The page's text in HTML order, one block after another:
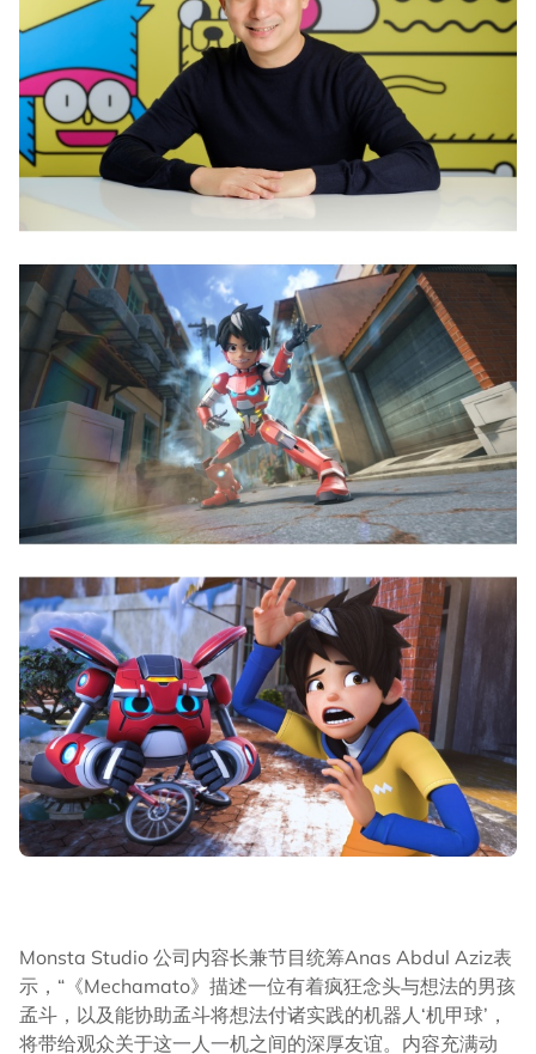
Monsta Studio 公司内容长兼节目统筹Anas Abdul Aziz表
示，“《Mechamato》描述一位有着疯狂念头与想法的男孩
孟斗，以及能协助孟斗将想法付诸实践的机器人‘机甲球’，
将带给观众关于这一人一机之间的深厚友谊。内容充满动